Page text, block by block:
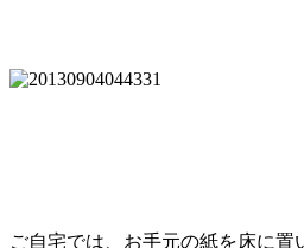
ご自宅では、お手元の紙を床に置